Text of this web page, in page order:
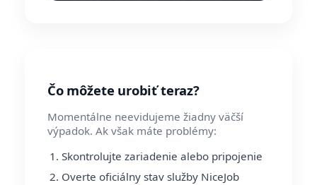
Čo môžete urobiť teraz?
Momentálne neevidujeme žiadny väčší
výpadok. Ak však máte problémy:
Skontrolujte zariadenie alebo pripojenie
Overte oficiálny stav služby NiceJob